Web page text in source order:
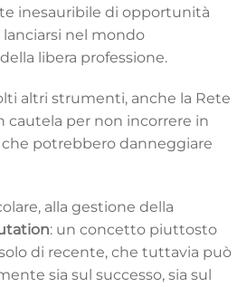
inesauribile di opportunità
nel mondo
libera professione.
altri strumenti, anche la Rete
cautela per non incorrere in
potrebbero danneggiare
alla gestione della
: un concetto piuttosto
di recente, che tuttavia può
sia sul successo, sia sul